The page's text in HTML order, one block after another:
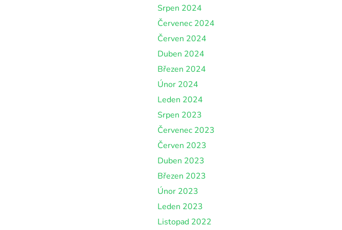
Srpen 2024
Červenec 2024
Červen 2024
Duben 2024
Březen 2024
Únor 2024
Leden 2024
Srpen 2023
Červenec 2023
Červen 2023
Duben 2023
Březen 2023
Únor 2023
Leden 2023
Listopad 2022